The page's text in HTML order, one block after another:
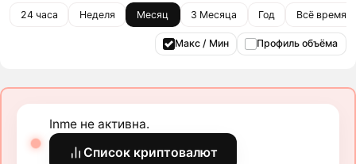
24 часа Неделя Месяц 3 Месяца Год Всё время
Макс / Мин Профиль объёма
Inme не активна.
Список криптовалют